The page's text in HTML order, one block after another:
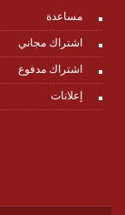
مساعدة
اشتراك مجاني
اشتراك مدفوع
إعلانات